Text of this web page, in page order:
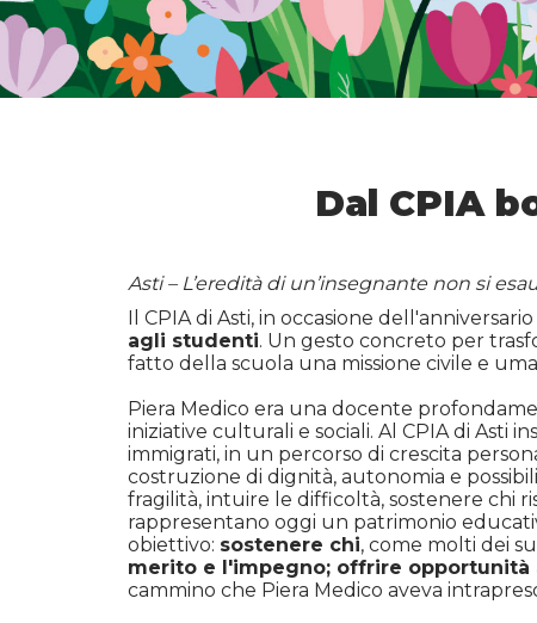
Dal CPIA
Asti – L’eredità di un’insegnante non si
Il CPIA di Asti, in occasione
agli studenti. Un gesto concreto per
fatto della scuola una missione civile e
Piera Medico era una docente
iniziative culturali e sociali. Al CPIA di Asti
immigrati, in un percorso di crescita
costruzione di dignità, autonomia e
fragilità, intuire le difficoltà, sostenere chi
rappresentano oggi un patrimonio
obiettivo: sostenere chi, come molti dei
merito e l'impegno; offrire
cammino che Piera Medico aveva